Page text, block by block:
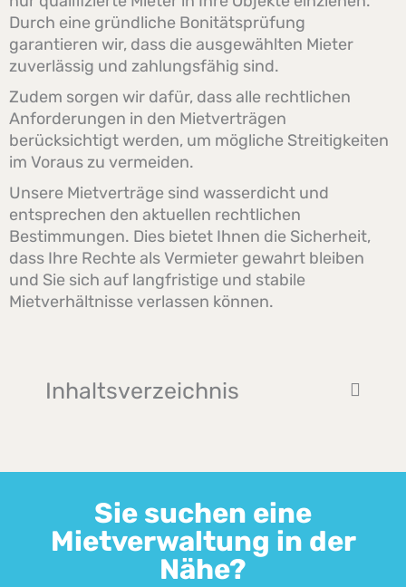
Durch eine gründliche Bonitätsprüfung
garantieren wir, dass die ausgewählten Mieter
zuverlässig und zahlungsfähig sind.
Zudem sorgen wir dafür, dass alle rechtlichen
Anforderungen in den Mietverträgen
berücksichtigt werden, um mögliche Streitigkeiten
im Voraus zu vermeiden.
Unsere Mietverträge sind wasserdicht und
entsprechen den aktuellen rechtlichen
Bestimmungen. Dies bietet Ihnen die Sicherheit,
dass Ihre Rechte als Vermieter gewahrt bleiben
und Sie sich auf langfristige und stabile
Mietverhältnisse verlassen können.
Inhaltsverzeichnis
Sie suchen eine
Mietverwaltung in der
Nähe?